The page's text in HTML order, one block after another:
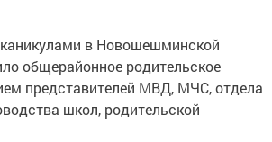
в Новошешминской
общерайонное родительское
представителей МВД, МЧС, отдела
школ, родительской